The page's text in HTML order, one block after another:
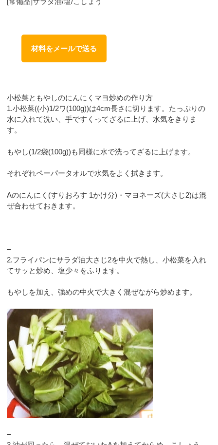
材料をメールで送る
小松菜ともやしのにんにくマヨ炒めの作り方
1.小松菜((小)1/2ワ(100g))は4cm長さに切ります。たっぷりの
水に入れて洗い、手ですくってざるに上げ、水気をきりま
す。
もやし(1/2袋(100g))も同様に水で洗ってざるに上げます。
それぞれペーパータオルで水気をよく拭きます。
Aのにんにく(すりおろす 1かけ分)・マヨネーズ(大さじ2)は混
ぜ合わせておきます。
–
2.フライパンにサラダ油大さじ2を中火で熱し、小松菜を入れ
てサッと炒め、塩少々をふります。
もやしを加え、強めの中火で大きく混ぜながら炒めます。
–